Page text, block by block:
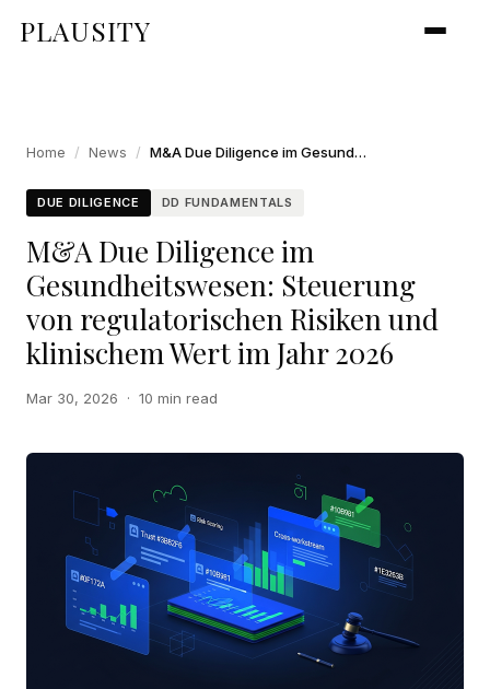
PLAUSITY
Home / News / M&A Due Diligence im Gesundheitswesen: Steuerung von regulatorischen Risiken und klinischem Wert im Jahr 2026
DUE DILIGENCE DD FUNDAMENTALS
M&A Due Diligence im
Gesundheitswesen: Steuerung
von regulatorischen Risiken und
klinischem Wert im Jahr 2026
Mar 30, 2026 · 10 min read